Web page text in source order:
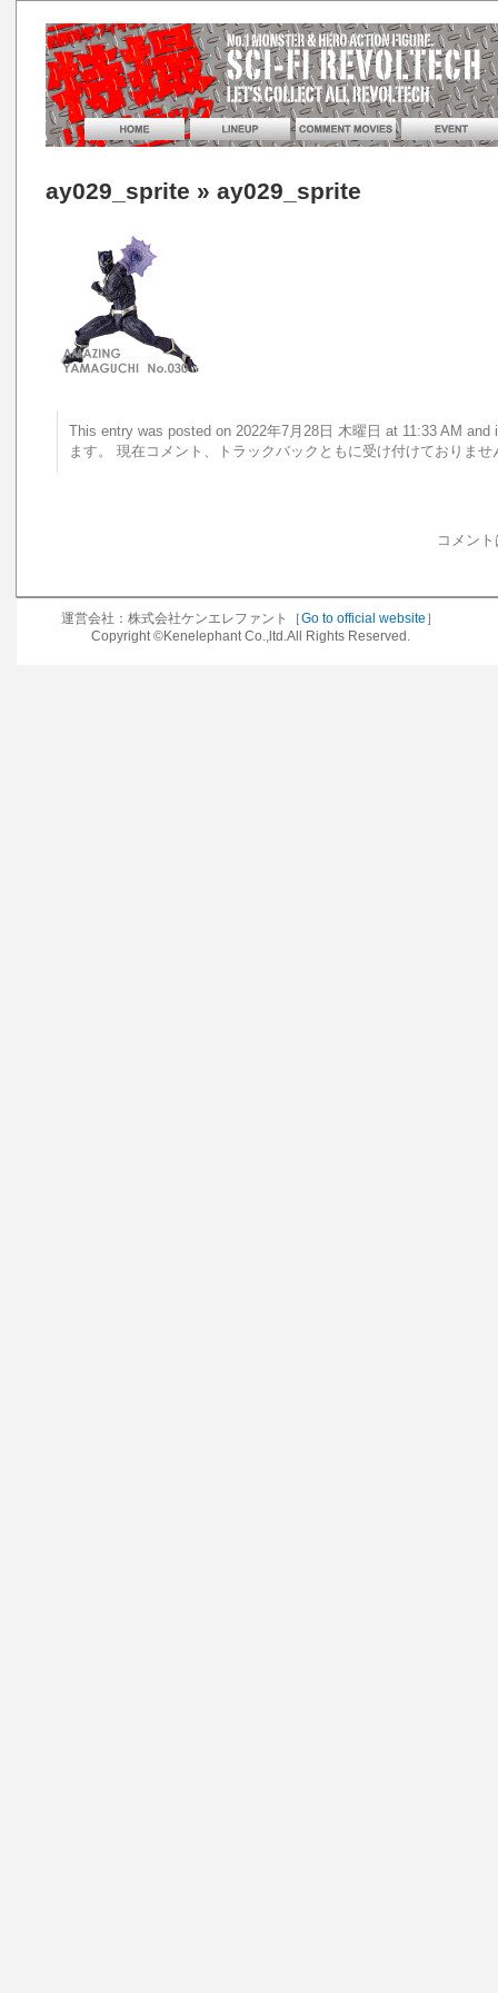
ay029_sprite » ay029_sprite
This entry was posted on 2022年7月28日 木曜日 at 11:33 AM
ます。 現在コメント、トラックバックともに受け付けておりませ
コメン
運営会社：株式会社ケンエレファント［Go to official website ］
Copyright ©Kenelephant Co.,ltd.All Rights Reserved.